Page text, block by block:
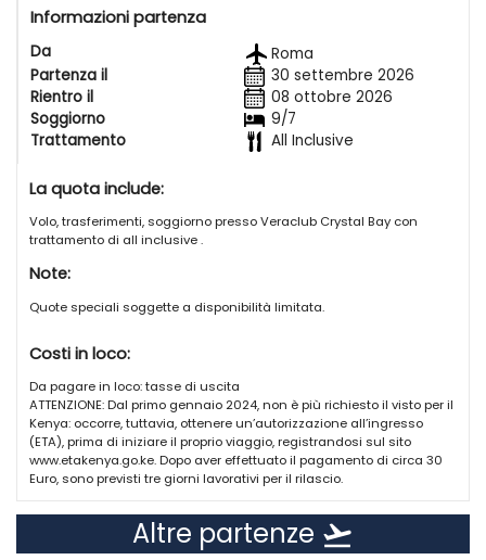
sulla spiaggia, e i cottage Garden Area, immersi nel
giardino tropicale. Alleleganza, al gusto, allo stile locale si
af anca la qualità e la professionalità Veratour che fa di
una vacanza al Crystal Bay unesperienza indimenticabile.
Qui a Watamu, sul mare dAfrica, sotto un cielo che non
nisce mai.
Località, Watamu. Dista 120 km dallaeroporto di Mombasa
(oltre 2 ore e 30 minuti di percorrenza) e 25 km da Malindi.
I Servizi
à la carte, pool bar, beach bar, piscina attrezzata con
ombrelloni e lettini gratuiti fino ad esaurimento, piscina
vicino la zona spiaggia, boutique. A pagamento, centro
massaggi e campo da Golf, Pitch & Putt di 9 buche. Wi-fi:
collegamento a pagamento nella zona reception. Carte di
credito accettate: Visa e Mastercard (eccetto carte
elettroniche) con maggiorazione del 3% circa. Veraclub
frequentato anche da clientela internazionale.
La spiaggia
Bianca di sabbia fine, situata allinterno del Parco
ombrelloni in stile etnico e lettini fino ad esaurimento. Teli
mare gratuiti. Caratteristico il fenomeno delle maree che
Informazioni partenza
Da
Roma
Partenza il
30 settembre 2026
Rientro il
08 ottobre 2026
Soggiorno
9/7
Trattamento
All Inclusive
La quota include:
Volo, trasferimenti, soggiorno presso Veraclub Crystal Bay con
trattamento di all inclusive .
Note:
Quote speciali soggette a disponibilità limitata.
Costi in loco:
Da pagare in loco: tasse di uscita
ATTENZIONE: Dal primo gennaio 2024, non è più richiesto il visto per il
Kenya: occorre, tuttavia, ottenere un’autorizzazione all’ingresso
(ETA), prima di iniziare il proprio viaggio, registrandosi sul sito
www.etakenya.go.ke. Dopo aver effettuato il pagamento di circa 30
Euro, sono previsti tre giorni lavorativi per il rilascio.
Altre partenze flight_takeoff